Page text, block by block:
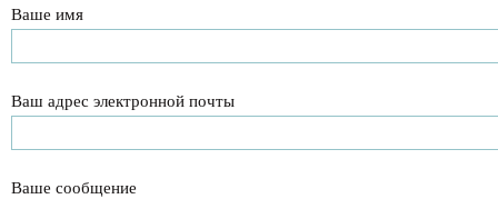
Ваше имя
Ваш адрес электронной почты
Ваше сообщение